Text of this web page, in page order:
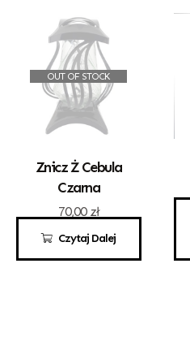
OUT OF STOCK
Czytaj Dalej
Znicz Ż Cebula
Czarna
70,00 zł